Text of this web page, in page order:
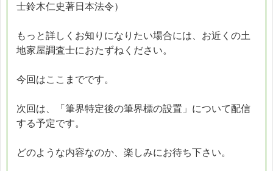
士鈴木仁史著日本法令）
もっと詳しくお知りになりたい場合には、お近くの土
地家屋調査士におたずねください。
今回はここまでです。
次回は、「筆界特定後の筆界標の設置」について配信
する予定です。
どのような内容なのか、楽しみにお待ち下さい。